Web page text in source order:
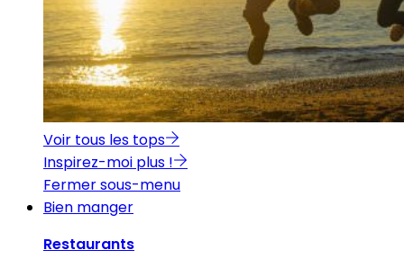
Voir tous les tops
Inspirez-moi plus !
Fermer sous-menu
Bien manger
Restaurants